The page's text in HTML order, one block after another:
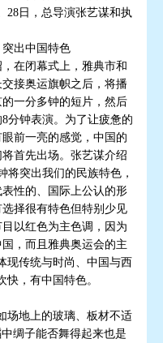
28日，总导演张艺谋和执
出中国特色
闭幕式上，雅典市和
接奥运旗帜之后，将播
一分多钟的短片，然后
分钟表演。为了让疲惫的
前一亮的感觉，中国的
首先出场。张艺谋介绍
将突出我们的民族特色，
性的、国际上公认的形
择很有特色但特别少见
以红色为主色调，因为
，而且雅典奥运会的主
现传统与时尚、中国与西
，有中国特色。
地上的玻璃、板材不适
绸子能否舞得起来也是